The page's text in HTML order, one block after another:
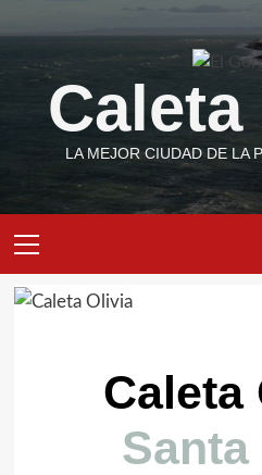
LA MEJOR CIUDAD DE LA
Caleta
Santa